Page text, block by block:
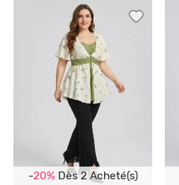
-20% Dès 2 Acheté(s)